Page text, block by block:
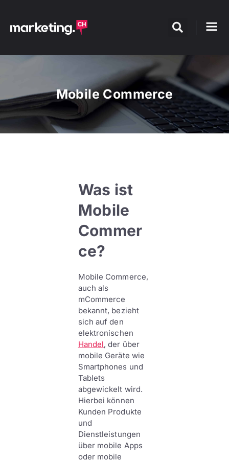
Mobile Commerce
Was ist
Mobile
Commer
ce?
Mobile Commerce,
auch als
mCommerce
bekannt, bezieht
sich auf den
elektronischen
Handel, der über
mobile Geräte wie
Smartphones und
Tablets
abgewickelt wird.
Hierbei können
Kunden Produkte
und
Dienstleistungen
über mobile Apps
oder mobile